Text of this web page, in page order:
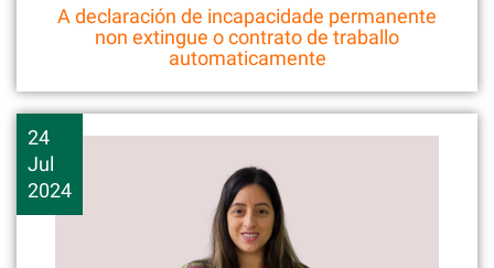
A declaración de incapacidade permanente
non extingue o contrato de traballo
automaticamente
24
Jul
2024